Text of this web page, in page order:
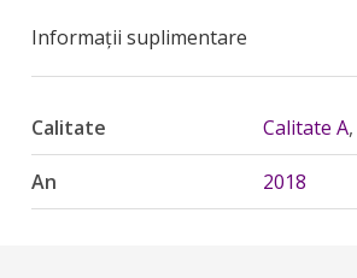
Informații suplimentare
Calitate Calitate A,
An 2018